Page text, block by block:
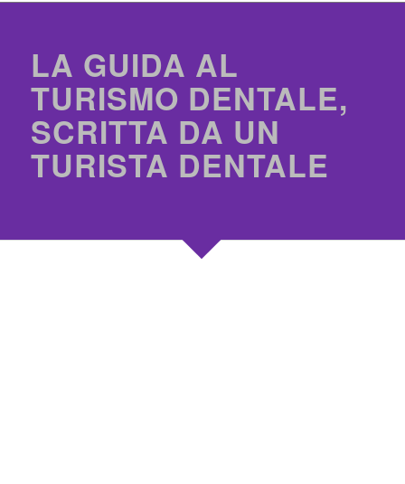
LA GUIDA AL
TURISMO DENTALE,
SCRITTA DA UN
TURISTA DENTALE